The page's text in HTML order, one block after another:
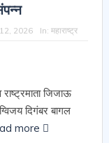
2026 In: महाराष्ट्र
जिजाऊ
दिगंबर बागल
more